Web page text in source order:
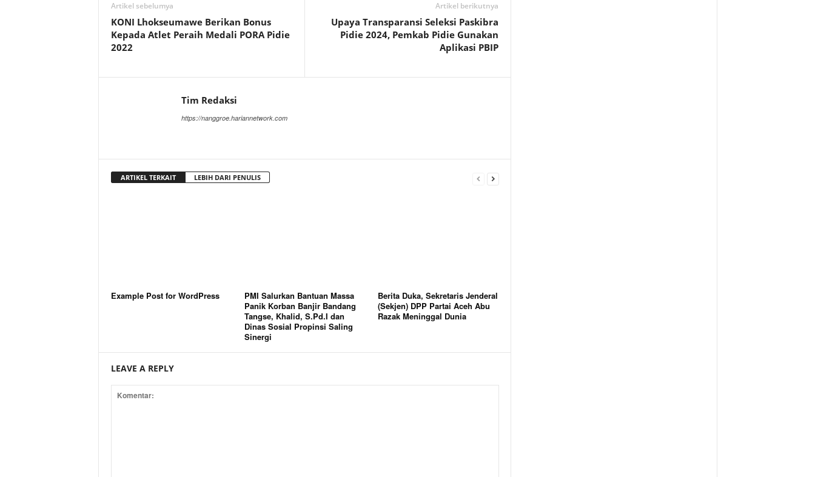
Artikel sebelumya
KONI Lhokseumawe Berikan Bonus
Kepada Atlet Peraih Medali PORA Pidie
2022
Artikel berikutnya
Upaya Transparansi Seleksi Paskibra
Pidie 2024, Pemkab Pidie Gunakan
Aplikasi PBIP
Tim Redaksi
https://nanggroe.hariannetwork.com
ARTIKEL TERKAIT LEBIH DARI PENULIS
Example Post for WordPress
PMI Salurkan Bantuan Massa
Panik Korban Banjir Bandang
Tangse, Khalid, S.Pd.I dan
Dinas Sosial Propinsi Saling
Sinergi
Berita Duka, Sekretaris Jenderal
(Sekjen) DPP Partai Aceh Abu
Razak Meninggal Dunia
LEAVE A REPLY